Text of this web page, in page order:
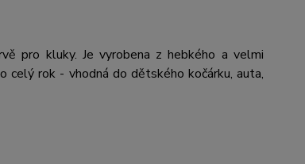
pro kluky. Je vyrobena z hebkého a velmi
celý rok - vhodná do dětského kočárku, auta,